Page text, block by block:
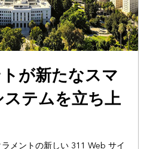
が新たなスマ
テムを立ち上
メントの新しい 311 Web サイ